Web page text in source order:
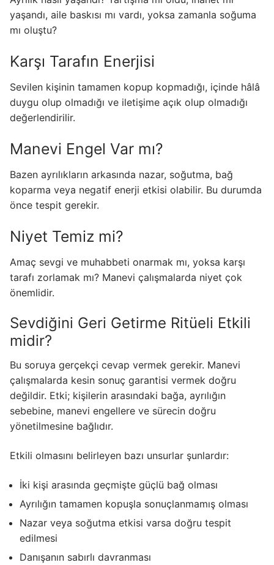
yaşandı, aile baskısı mı vardı, yoksa zamanla soğuma
mı oluştu?
Karşı Tarafın Enerjisi
Sevilen kişinin tamamen kopup kopmadığı, içinde hâlâ
duygu olup olmadığı ve iletişime açık olup olmadığı
değerlendirilir.
Manevi Engel Var mı?
Bazen ayrılıkların arkasında nazar, soğutma, bağ
koparma veya negatif enerji etkisi olabilir. Bu durumda
önce tespit gerekir.
Niyet Temiz mi?
Amaç sevgi ve muhabbeti onarmak mı, yoksa karşı
tarafı zorlamak mı? Manevi çalışmalarda niyet çok
önemlidir.
Sevdiğini Geri Getirme Ritüeli Etkili
midir?
Bu soruya gerçekçi cevap vermek gerekir. Manevi
çalışmalarda kesin sonuç garantisi vermek doğru
değildir. Etki; kişilerin arasındaki bağa, ayrılığın
sebebine, manevi engellere ve sürecin doğru
yönetilmesine bağlıdır.
Etkili olmasını belirleyen bazı unsurlar şunlardır:
İki kişi arasında geçmişte güçlü bağ olması
Ayrılığın tamamen kopuşla sonuçlanmamış olması
Nazar veya soğutma etkisi varsa doğru tespit
edilmesi
Danışanın sabırlı davranması